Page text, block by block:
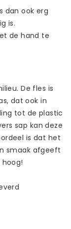
dan ook erg
is.
de hand te
De fles is
dat ook in
tot de plastic
sap kan deze
is dat het
smaak afgeeft